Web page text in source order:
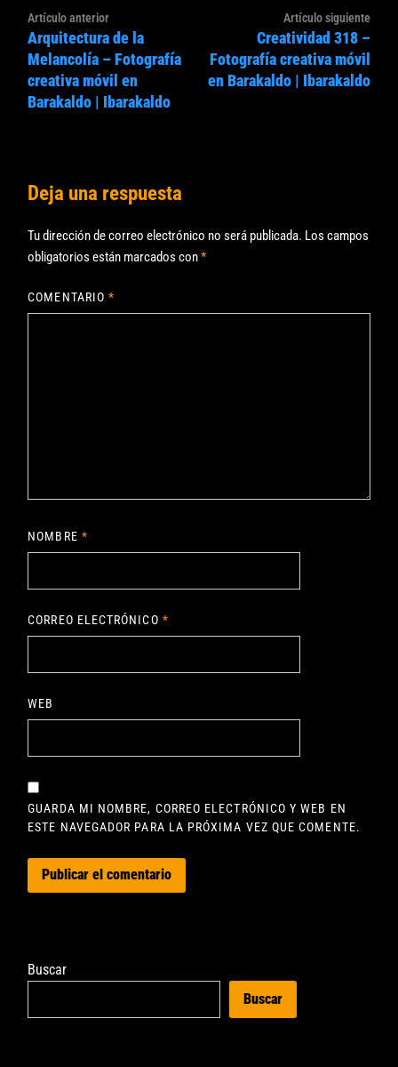
Navegación
de
entradas
Artículo anteriorArtículo
anterior:
Arquitectura de la
Melancolía – Fotografía
creativa móvil en
Barakaldo | Ibarakaldo
Artículo siguiente
Creatividad 318 –
Fotografía creativa móvil
en Barakaldo | Ibarakaldo
Deja una respuesta
Tu dirección de correo electrónico no será publicada. Los campos
obligatorios están marcados con*
COMENTARIO*
NOMBRE *
CORREO ELECTRÓNICO *
WEB
GUARDA MI NOMBRE, CORREO ELECTRÓNICO Y WEB EN
ESTE NAVEGADOR PARA LA PRÓXIMA VEZ QUE COMENTE.
Buscar
Buscar